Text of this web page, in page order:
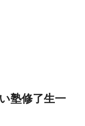
塾修了生一